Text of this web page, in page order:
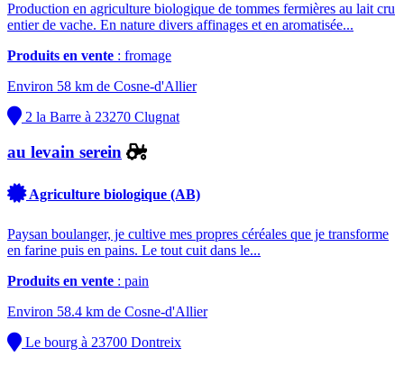
Production en agriculture biologique de tommes fermières au lait cru
entier de vache. En nature divers affinages et en aromatisée...
Produits en vente : fromage
Environ 58 km de Cosne-d'Allier
2 la Barre à 23270 Clugnat
au levain serein
Agriculture biologique (AB)
Paysan boulanger, je cultive mes propres céréales que je transforme
en farine puis en pains. Le tout cuit dans le...
Produits en vente : pain
Environ 58.4 km de Cosne-d'Allier
Le bourg à 23700 Dontreix